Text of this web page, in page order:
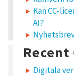
Kan CC-
AI?
Recent
Digitala